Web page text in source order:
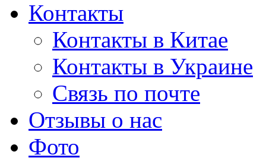
Контакты
Контакты в Китае
Контакты в Украине
Связь по почте
Отзывы о нас
Фото